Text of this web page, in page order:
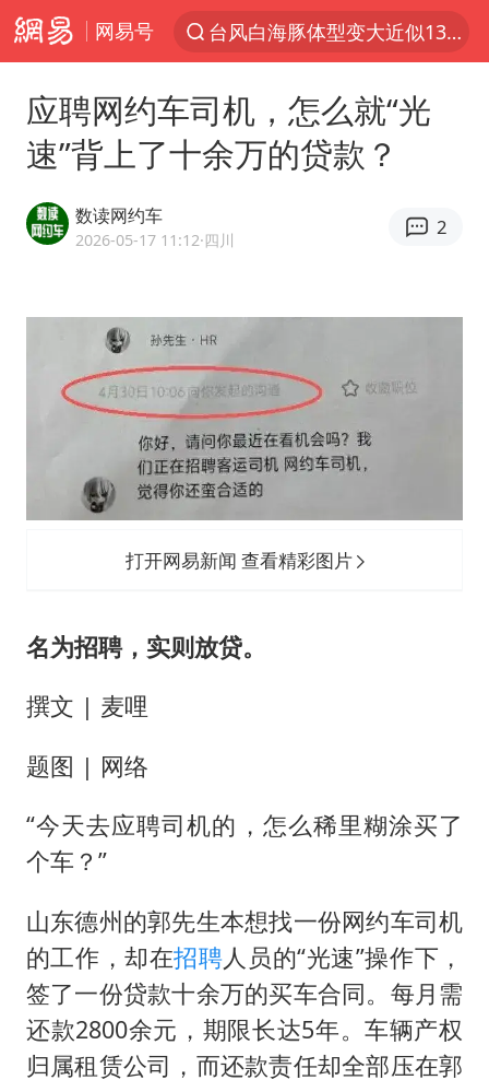
网易号
夜幕落下 运动上场
改名后的“青海拉面”店
段绚竞因公牺牲 年仅44岁
1岁宝宝碰坏纸巾盒 宝妈被索赔924元
谁是宇树科技背后大赢家
“空调24小时开着更省电”不实
“不建议大家买深色蛋糕”
应聘网约车司机，怎么就“光
速”背上了十余万的贷款？
数读网约车
2026-05-17 11:12·四川
2
打开网易新闻 查看精彩图片
名为招聘，实则放贷。
撰文 | 麦哩
题图 | 网络
“今天去应聘司机的，怎么稀里糊涂买了
个车？”
山东德州的郭先生本想找一份网约车司机
的工作，却在招聘人员的“光速”操作下，
签了一份贷款十余万的买车合同。每月需
还款2800余元，期限长达5年。车辆产权
归属租赁公司，而还款责任却全部压在郭